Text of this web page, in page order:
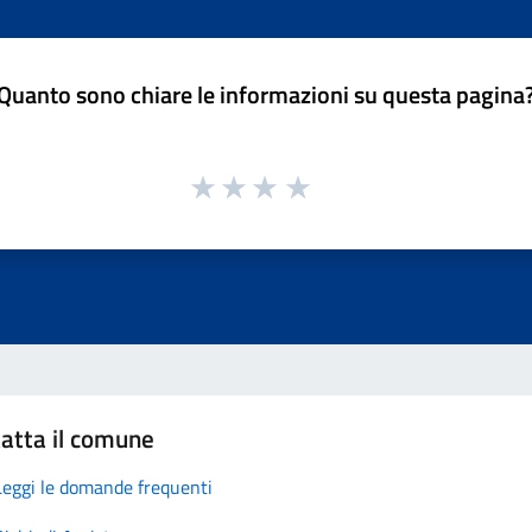
sono chiare le informazioni su questa
il comune
le domande frequenti